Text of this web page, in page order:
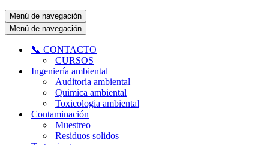
Menú de navegación
Menú de navegación
📞 CONTACTO
CURSOS
Ingeniería ambiental
Auditoria ambiental
Quimica ambiental
Toxicologia ambiental
Contaminación
Muestreo
Residuos solidos